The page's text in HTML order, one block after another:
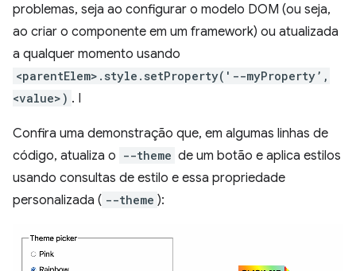
problemas, seja ao configurar o modelo DOM (ou seja,
ao criar o componente em um framework) ou atualizada
a qualquer momento usando
<parentElem>.style.setProperty('--myProperty’,
<value>) . I
Confira uma demonstração que, em algumas linhas de
código, atualiza o --theme de um botão e aplica estilos
usando consultas de estilo e essa propriedade
personalizada ( --theme ):